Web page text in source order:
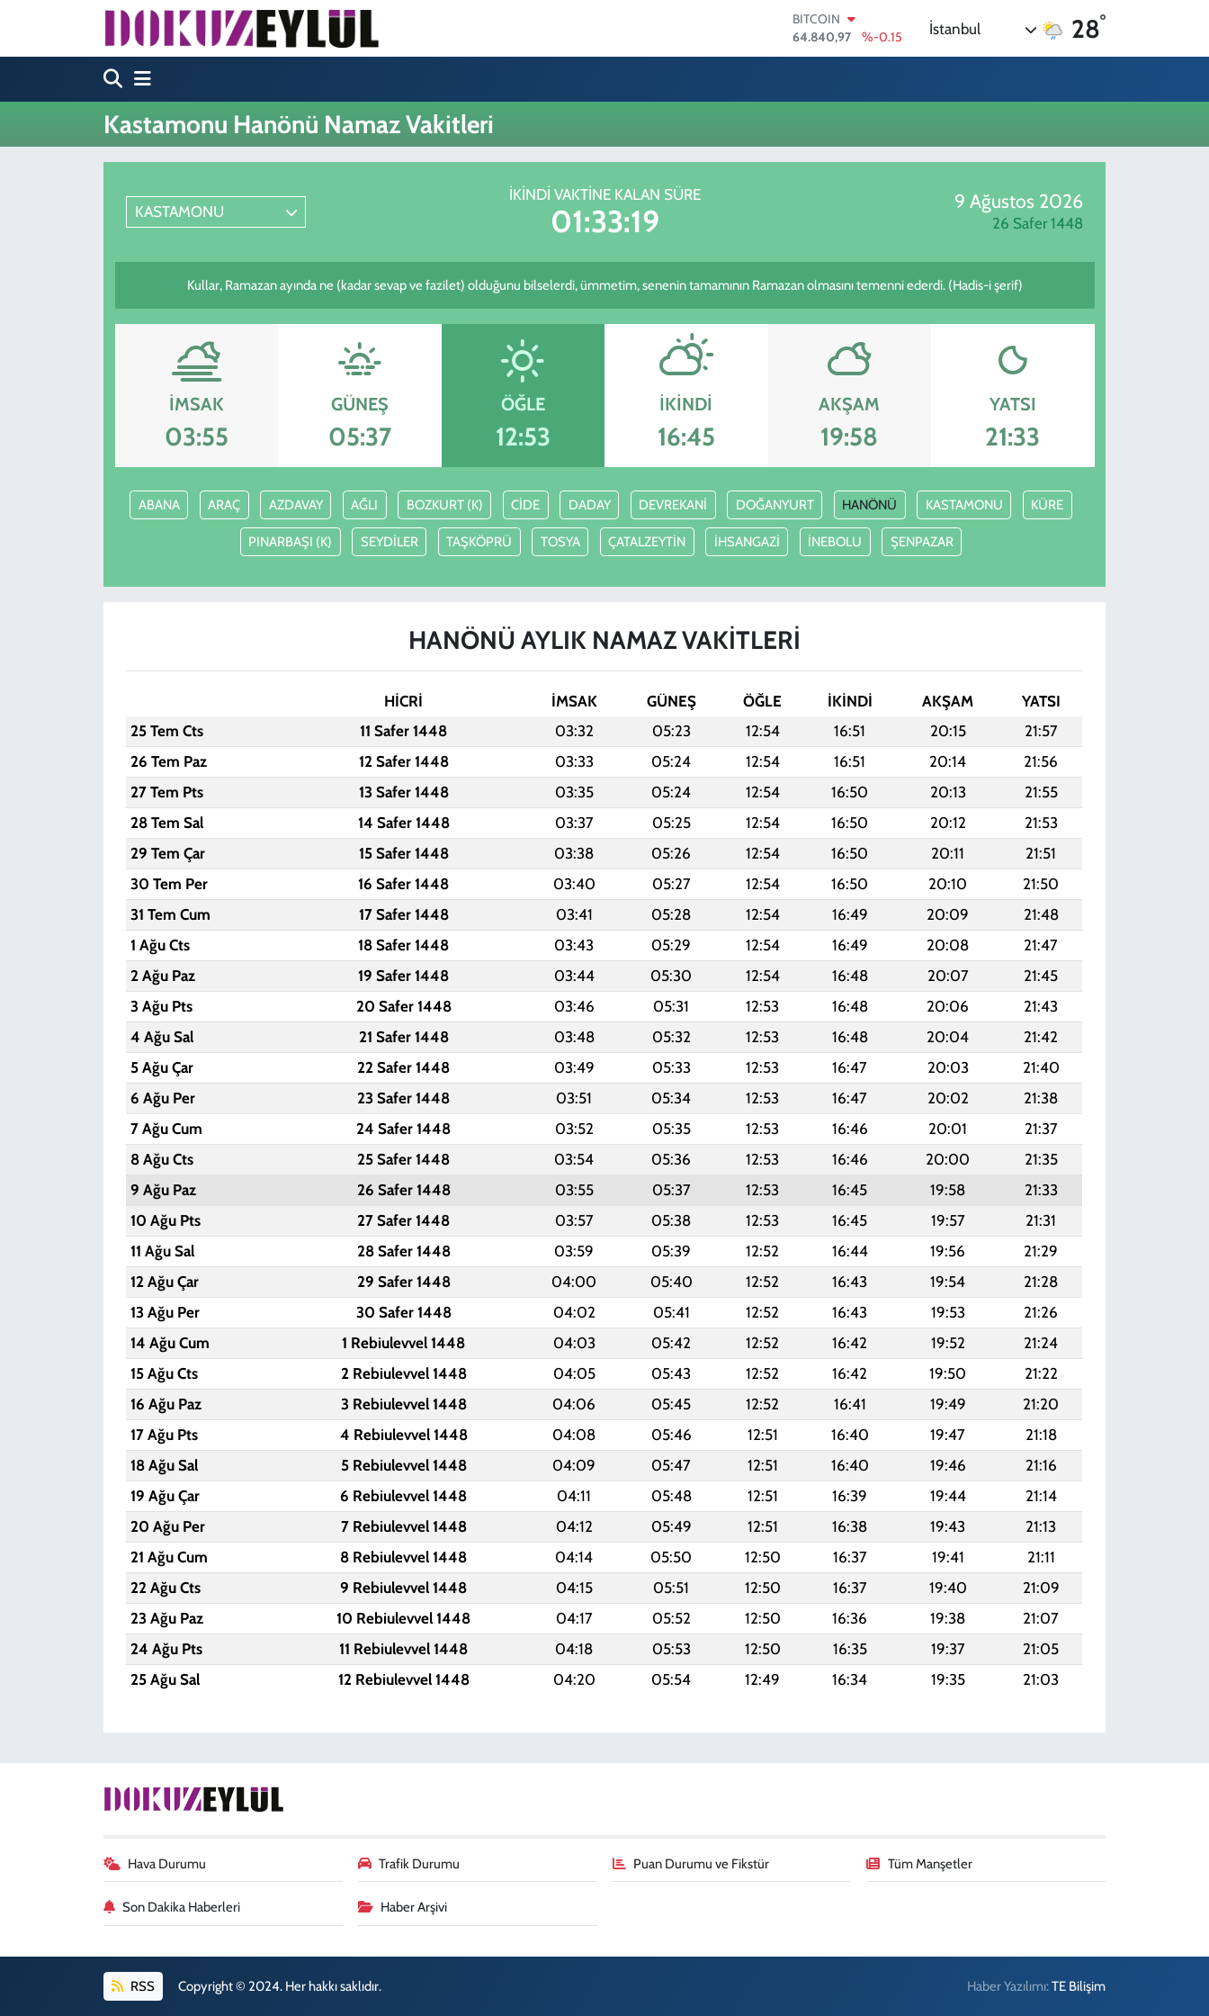
BITCOIN
64.840,97
%-0.15
DOLAR
64,4811
%0.38
GRAM ALTIN
İstanbul 28°
Kastamonu Hanönü Namaz Vakitleri
KASTAMONU
İKINDI VAKTINE KALAN SÜRE
01:33:19
9 Ağustos 2026
26 Safer 1448
Kullar, Ramazan ayında ne (kadar sevap ve fazilet) olduğunu bilselerdi, ümmetim, senenin tamamının Ramazan olmasını temenni ederdi. (Hadis-i şerif)
İMSAK
03:55
GÜNEŞ
05:37
ÖĞLE
12:53
İKINDI
16:45
AKŞAM
19:58
YATSI
21:33
ABANA ARAÇ AZDAVAY AĞLI BOZKURT (K) CİDE DADAY DEVREKANİ DOĞANYURT HANÖNÜ KASTAMONU KÜRE
PINARBAŞI (K) SEYDİLER TAŞKÖPRÜ TOSYA ÇATALZEYTİN İHSANGAZİ İNEBOLU ŞENPAZAR
HANÖNÜ AYLIK NAMAZ VAKITLERI
HİCRİ İMSAK GÜNEŞ ÖĞLE İKINDI AKŞAM
YATSI
25 Tem Cts
11 Safer 1448 03:32 05:23 12:54 16:51 20:15
21:57
26 Tem Paz
12 Safer 1448 03:33 05:24 12:54 16:51 20:14
21:56
27 Tem Pts
13 Safer 1448 03:35 05:24 12:54 16:50 20:13
21:55
28 Tem Sal
14 Safer 1448 03:37 05:25 12:54 16:50 20:12
21:53
29 Tem Çar
15 Safer 1448 03:38 05:26 12:54 16:50 20:11
21:51
30 Tem Per
16 Safer 1448 03:40 05:27 12:54 16:50 20:10
21:50
31 Tem Cum
17 Safer 1448 03:41 05:28 12:54 16:49 20:09
21:48
1 Ağu Cts
18 Safer 1448 03:43 05:29 12:54 16:49 20:08
21:47
2 Ağu Paz
19 Safer 1448 03:44 05:30 12:54 16:48 20:07
21:45
3 Ağu Pts
20 Safer 1448 03:46 05:31 12:53 16:48 20:06
21:43
4 Ağu Sal
21 Safer 1448 03:48 05:32 12:53 16:48 20:04
21:42
5 Ağu Çar
22 Safer 1448 03:49 05:33 12:53 16:47 20:03
21:40
6 Ağu Per
23 Safer 1448 03:51 05:34 12:53 16:47 20:02
21:38
7 Ağu Cum
24 Safer 1448 03:52 05:35 12:53 16:46 20:01
21:37
8 Ağu Cts
25 Safer 1448 03:54 05:36 12:53 16:46 20:00
21:35
9 Ağu Paz
26 Safer 1448 03:55 05:37 12:53 16:45 19:58
21:33
10 Ağu Pts
27 Safer 1448 03:57 05:38 12:53 16:45 19:57
21:31
11 Ağu Sal
28 Safer 1448 03:59 05:39 12:52 16:44 19:56
21:29
12 Ağu Çar
29 Safer 1448 04:00 05:40 12:52 16:43 19:54
21:28
13 Ağu Per
30 Safer 1448 04:02 05:41 12:52 16:43 19:53
21:26
14 Ağu Cum
1 Rebiulevvel 1448 04:03 05:42 12:52 16:42 19:52
21:24
15 Ağu Cts
2 Rebiulevvel 1448 04:05 05:43 12:52 16:42 19:50
21:22
16 Ağu Paz
3 Rebiulevvel 1448 04:06 05:45 12:52 16:41 19:49
21:20
17 Ağu Pts
4 Rebiulevvel 1448 04:08 05:46 12:51 16:40 19:47
21:18
18 Ağu Sal
5 Rebiulevvel 1448 04:09 05:47 12:51 16:40 19:46
21:16
19 Ağu Çar
6 Rebiulevvel 1448 04:11 05:48 12:51 16:39 19:44
21:14
20 Ağu Per
7 Rebiulevvel 1448 04:12 05:49 12:51 16:38 19:43
21:13
21 Ağu Cum
8 Rebiulevvel 1448 04:14 05:50 12:50 16:37 19:41
21:11
22 Ağu Cts
9 Rebiulevvel 1448 04:15 05:51 12:50 16:37 19:40
21:09
23 Ağu Paz
10 Rebiulevvel 1448 04:17 05:52 12:50 16:36 19:38
21:07
24 Ağu Pts
11 Rebiulevvel 1448 04:18 05:53 12:50 16:35 19:37
21:05
25 Ağu Sal
12 Rebiulevvel 1448 04:20 05:54 12:49 16:34 19:35 21:03
Hava Durumu Trafik Durumu Puan Durumu ve Fikstür Tüm Manşetler
Son Dakika Haberleri Haber Arşivi
RSS Copyright © 2024. Her hakkı saklıdır. Haber Yazılımı:TE Bilişim
Hava Durumu
Trafik Durumu
Süper Lig Puan Durumu ve Fikstür
Tüm Manşetler